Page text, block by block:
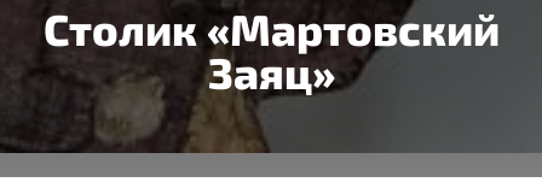
Столик «Мартовский
Заяц»